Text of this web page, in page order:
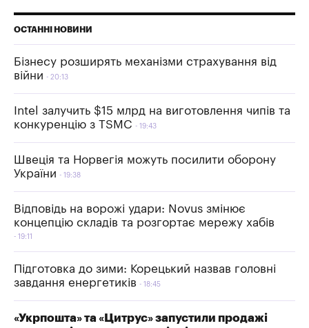
ОСТАННІ НОВИНИ
Бізнесу розширять механізми страхування від
війни
20:13
Intel залучить $15 млрд на виготовлення чипів та
конкуренцію з TSMC
19:43
Швеція та Норвегія можуть посилити оборону
України
19:38
Відповідь на ворожі удари: Novus змінює
концепцію складів та розгортає мережу хабів
19:11
Підготовка до зими: Корецький назвав головні
завдання енергетиків
18:45
«Укрпошта» та «Цитрус» запустили продажі